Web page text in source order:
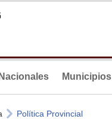
Nacionales Municipios
Política Provincial